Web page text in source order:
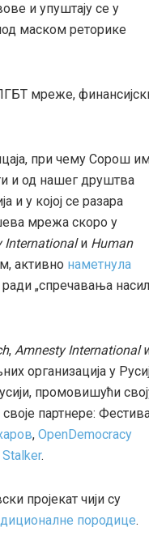
и упуштају се у
маском реторике
мреже,
при чему Сорош
и од нашег друштва
и у којој се разара
мрежа скоро у
Internationalи Human
активно наметнула
ради „спречавања
, Amnesty International
организација у
промовишући
своје партнере:
, OpenDemocracy
Stalker.
пројекат чији су
породице.